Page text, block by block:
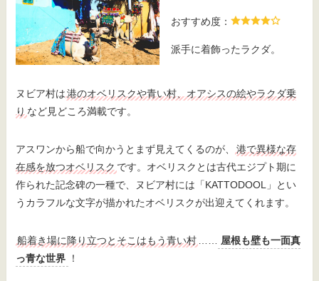
おすすめ度：
派手に着飾ったラクダ。
ヌビア村は港のオベリスクや青い村、オアシスの絵やラクダ乗
り など見どころ満載です。
アスワンから船で向かうとまず見えてくるのが、
港で異様な存
在感を放つオベリスク です。オベリスクとは古代エジプト期に
作られた記念碑の一種で、ヌビア村には「KATTODOOL」とい
うカラフルな文字が描かれたオベリスクが出迎えてくれます。
船着き場に降り立つとそこはもう青い村 …… 屋根も壁も一面真
っ青な世界
！